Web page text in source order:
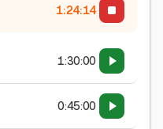
1:24:15
1:30:00
0:45:00